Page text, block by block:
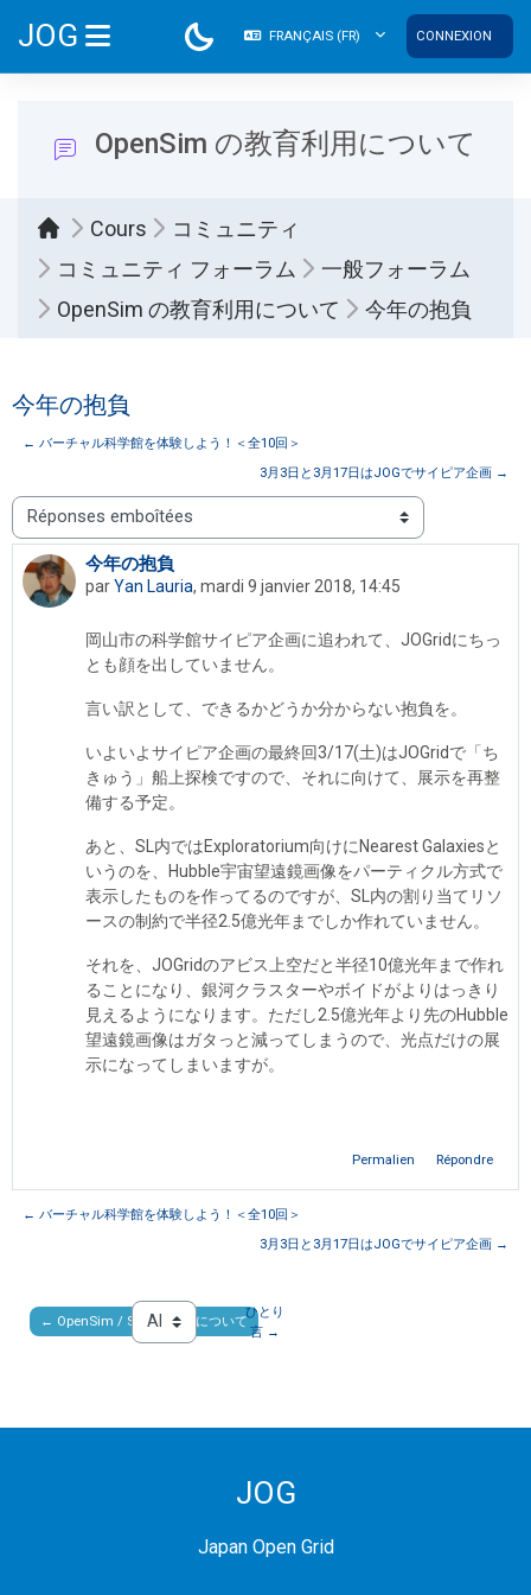
JOG
PANNEAU LATÉRAL
FRANÇAIS ‎(FR)‎ CONNEXION
OpenSim の教育利用について
Cours
コミュニティ
コミュニティ フォーラム
一般フォーラム
OpenSim の教育利用について
今年の抱負
今年の抱負
← バーチャル科学館を体験しよう！＜全10回＞
3月3日と3月17日はJOGでサイピア企画 →
Type d’affichage
今年の抱負
parYan Lauria, mardi 9 janvier 2018, 14:45
Nombre de réponses : 0
岡山市の科学館サイピア企画に追われて、JOGridにちっ
とも顔を出していません。
言い訳として、できるかどうか分からない抱負を。
いよいよサイピア企画の最終回3/17(土)はJOGridで「ち
きゅう」船上探検ですので、それに向けて、展示を再整
備する予定。
あと、SL内ではExploratorium向けにNearest Galaxiesと
いうのを、Hubble宇宙望遠鏡画像をパーティクル方式で
表示したものを作ってるのですが、SL内の割り当てリソ
ースの制約で半径2.5億光年までしか作れていません。
それを、JOGridのアビス上空だと半径10億光年まで作れ
ることになり、銀河クラスターやボイドがよりはっきり
見えるようになります。ただし2.5億光年より先のHubble
望遠鏡画像はガタっと減ってしまうので、光点だけの展
示になってしまいますが。
Permalien Répondre
← バーチャル科学館を体験しよう！＜全10回＞
3月3日と3月17日はJOGでサイピア企画 →
← OpenSim / SeconfLife について
Aller à…
ひとり
言 →
JOG
Japan Open Grid